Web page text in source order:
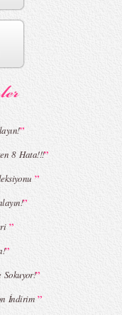
- Zeynep Erdoğan 2015 Yaz
Burçe Bekrek 2015 Yaz Koleksiyonu
”
8 Hata!!!”
”
”
”
”
”
İndirim ”